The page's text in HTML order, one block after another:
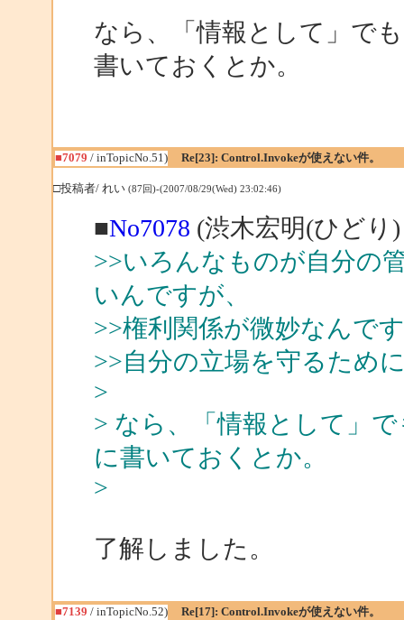
なら、「情報として」で
書いておくとか。
■7079 / inTopicNo.51) Re[23]: Control.Invokeが使えない件。
□投稿者/ れい (87回)-(2007/08/29(Wed) 23:02:46)
■No7078 (渋木宏明(ひどり
>>いろんなものが自分の
いんですが、
>>権利関係が微妙なんで
>>自分の立場を守るため
>
> なら、「情報として」
に書いておくとか。
>
了解しました。
■7139 / inTopicNo.52) Re[17]: Control.Invokeが使えない件。